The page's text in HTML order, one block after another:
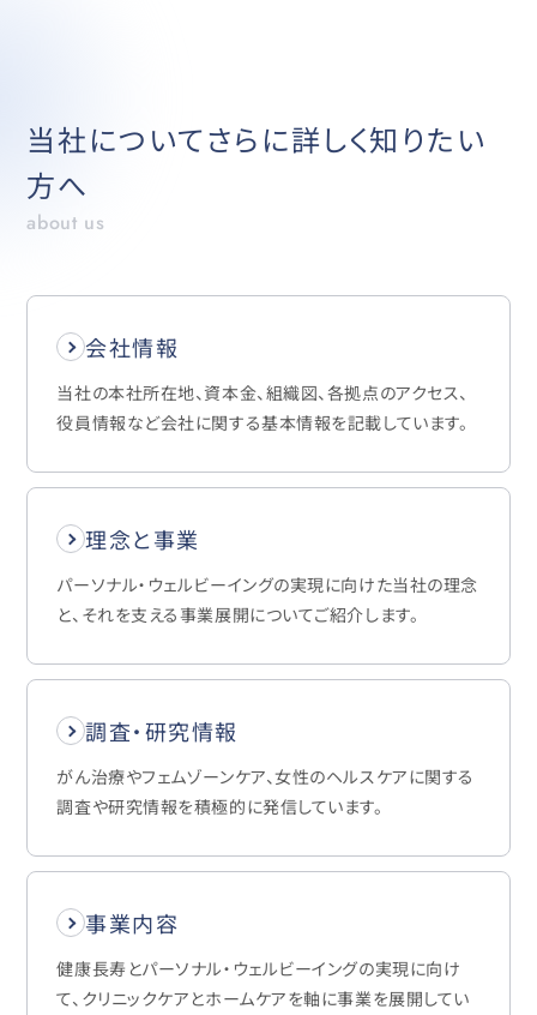
当社についてさらに詳しく知りたい
方へ
about us
会社情報
当社の本社所在地、資本金、組織図、各拠点のアクセス、
役員情報など会社に関する基本情報を記載しています。
理念と事業
パーソナル・ウェルビーイングの実現に向けた当社の理念
と、それを支える事業展開についてご紹介します。
調査・研究情報
がん治療やフェムゾーンケア、女性のヘルスケアに関する
調査や研究情報を積極的に発信しています。
事業内容
健康長寿とパーソナル・ウェルビーイングの実現に向け
て、クリニックケアとホームケアを軸に事業を展開してい